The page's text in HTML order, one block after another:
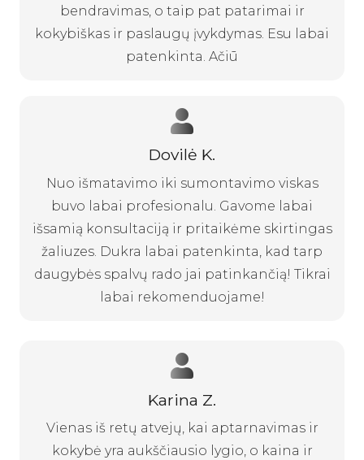
bendravimas, o taip pat patarimai ir
kokybiškas ir paslaugų įvykdymas. Esu labai
patenkinta. Ačiū
Dovilė K.
Nuo išmatavimo iki sumontavimo viskas
buvo labai profesionalu. Gavome labai
išsamią konsultaciją ir pritaikėme skirtingas
žaliuzes. Dukra labai patenkinta, kad tarp
daugybės spalvų rado jai patinkančią! Tikrai
labai rekomenduojame!
Karina Z.
Vienas iš retų atvejų, kai aptarnavimas ir
kokybė yra aukščiausio lygio, o kaina ir